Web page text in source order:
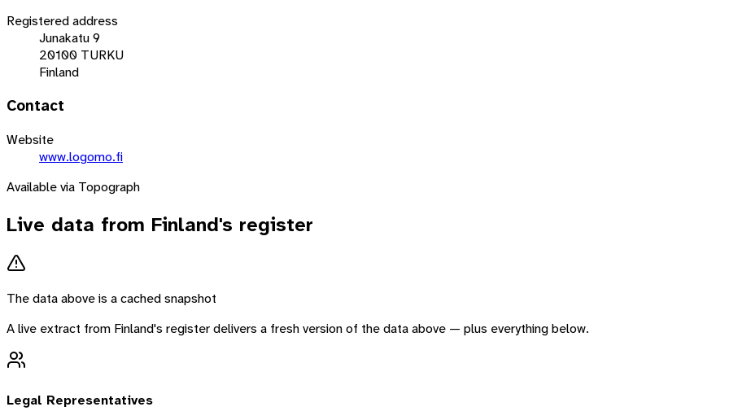
Registered address
Junakatu 9
20100 TURKU
Finland
Contact
Website
www.logomo.fi
Available via Topograph
Live data from Finland's register
The data above is a cached snapshot
A live extract from Finland's register delivers a fresh version of the data above — plus everything below.
Legal Representatives